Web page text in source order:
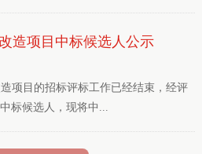
造项目中标候选人公示
项目的招标评标工作已经结束，经评
标候选人，现将中...